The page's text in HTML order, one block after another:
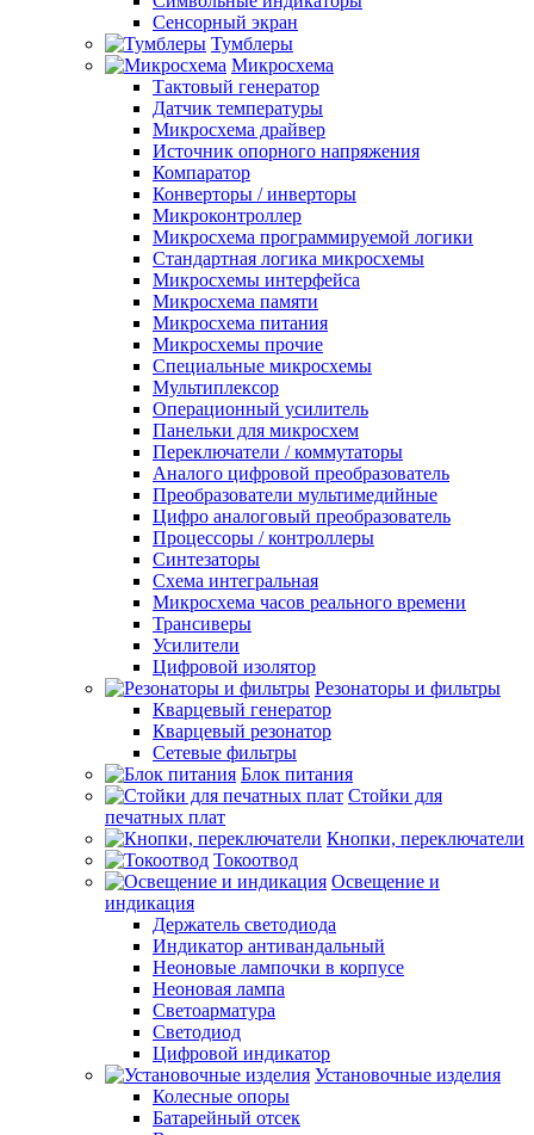
Сенсорный экран
Тумблеры
Микросхема
Тактовый генератор
Датчик температуры
Микросхема драйвер
Источник опорного напряжения
Компаратор
Конверторы / инверторы
Микроконтроллер
Микросхема программируемой логики
Стандартная логика микросхемы
Микросхемы интерфейса
Микросхема памяти
Микросхема питания
Микросхемы прочие
Специальные микросхемы
Мультиплексор
Операционный усилитель
Панельки для микросхем
Переключатели / коммутаторы
Аналого цифровой преобразователь
Преобразователи мультимедийные
Цифро аналоговый преобразователь
Процессоры / контроллеры
Синтезаторы
Схема интегральная
Микросхема часов реального времени
Трансиверы
Усилители
Цифровой изолятор
Резонаторы и фильтры
Кварцевый генератор
Кварцевый резонатор
Сетевые фильтры
Блок питания
Стойки для
печатных плат
Кнопки, переключатели
Токоотвод
Освещение и
индикация
Держатель светодиода
Индикатор антивандальный
Неоновые лампочки в корпусе
Неоновая лампа
Светоарматура
Светодиод
Цифровой индикатор
Установочные изделия
Колесные опоры
Батарейный отсек